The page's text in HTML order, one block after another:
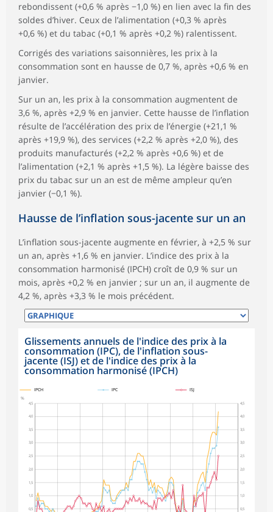
rebondissent (+0,6 % après −1,0 %) en lien avec la fin des
soldes d’hiver. Ceux de l’alimentation (+0,3 % après
+0,6 %) et du tabac (+0,1 % après +0,2 %) ralentissent.
Corrigés des variations saisonnières, les prix à la
consommation sont en hausse de 0,7 %, après +0,6 % en
janvier.
Sur un an, les prix à la consommation augmentent de
3,6 %, après +2,9 % en janvier. Cette hausse de l’inflation
résulte de l’accélération des prix de l’énergie (+21,1 %
après +19,9 %), des services (+2,2 % après +2,0 %), des
produits manufacturés (+2,2 % après +0,6 %) et de
l’alimentation (+2,1 % après +1,5 %). La légère baisse des
prix du tabac sur un an est de même ampleur qu’en
janvier (−0,1 %).
Hausse de l’inflation sous-jacente sur un an
L’inflation sous-jacente augmente en février, à +2,5 % sur
un an, après +1,6 % en janvier. L’indice des prix à la
consommation harmonisé (IPCH) croît de 0,9 % sur un
mois, après +0,2 % en janvier ; sur un an, il augmente de
4,2 %, après +3,3 % le mois précédent.
Glissements annuels de l'indice des prix à la
consommation (IPC), de l'inflation sous-
jacente (ISJ) et de l'indice des prix à la
consommation harmonisé (IPCH)
0,5
1,0
1,5
2,0
2,5
3,0
3,5
4,0
4,5
0,5
1,0
1,5
2,0
2,5
3,0
3,5
4,0
4,5
%
IPCH IPC ISJ